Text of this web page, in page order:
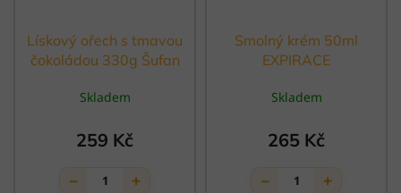
Lískový ořech s tmavou
čokoládou 330g Šufan
Skladem
259 Kč
− 1 +
Smolný krém 50ml
EXPIRACE
Skladem
265 Kč
− 1 +